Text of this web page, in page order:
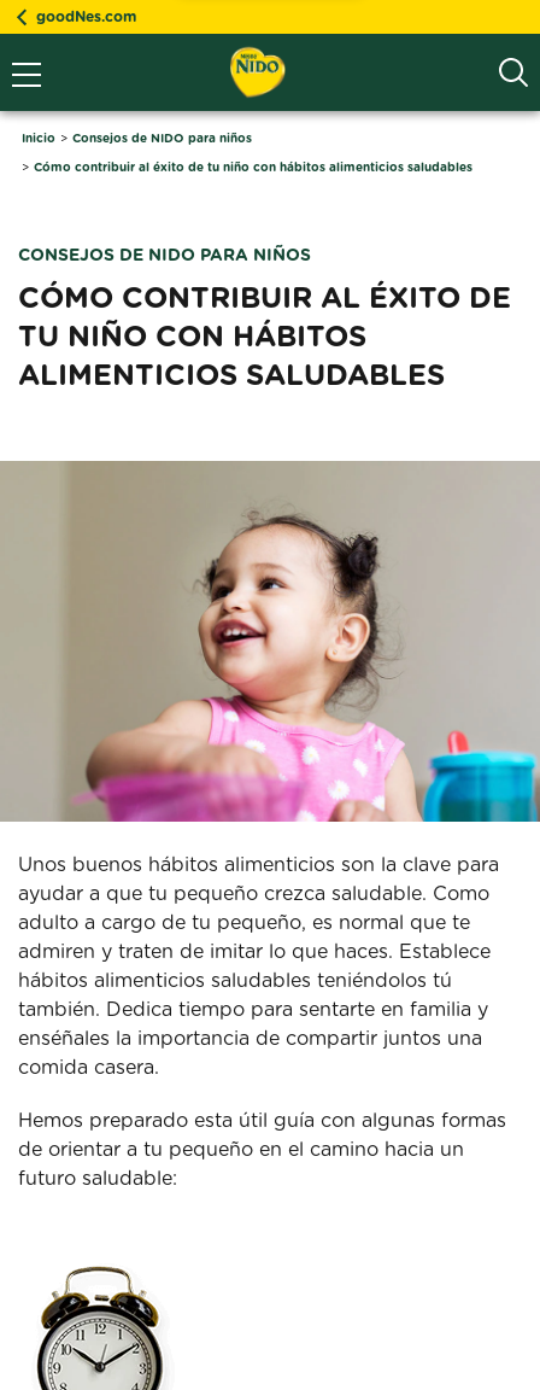
goodNes.com
Inicio
Consejos de NIDO para niños
Cómo contribuir al éxito de tu niño con hábitos alimenticios saludables
CONSEJOS DE NIDO PARA NIÑOS
CÓMO CONTRIBUIR AL ÉXITO DE
TU NIÑO CON HÁBITOS
ALIMENTICIOS SALUDABLES
Unos buenos hábitos alimenticios son la clave para
ayudar a que tu pequeño crezca saludable. Como
adulto a cargo de tu pequeño, es normal que te
admiren y traten de imitar lo que haces. Establece
hábitos alimenticios saludables teniéndolos tú
también. Dedica tiempo para sentarte en familia y
enséñales la importancia de compartir juntos una
comida casera.
Hemos preparado esta útil guía con algunas formas
de orientar a tu pequeño en el camino hacia un
futuro saludable: